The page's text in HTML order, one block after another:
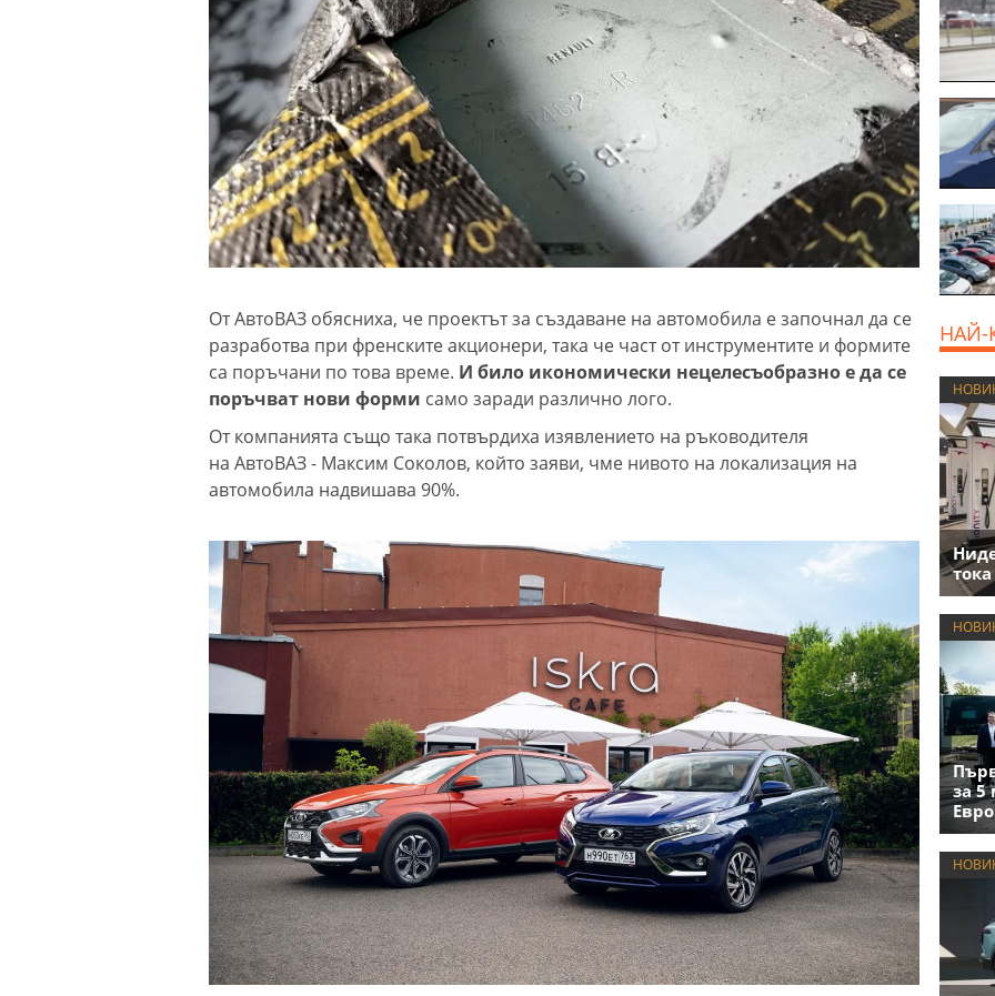
От АвтоВАЗ обясниха, че проектът за създаване на автомобила е започнал да се
разработва при френските акционери, така че част от инструментите и формите
са поръчани по това време. И било икономически нецелесъобразно е да се
поръчват нови форми само заради различно лого.
От компанията също така потвърдиха изявлението на ръководителя
на АвтоВАЗ - Максим Соколов, който заяви, чме нивото на локализация на
автомобила надвишава 90%.
800
НАЙ-
за 5